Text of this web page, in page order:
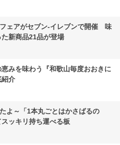
ェアがセブン-イレブンで開催 味
新商品21品が登場
みを味わう『和歌山毎度おおきに
紹介
よ～「1本丸ごとはかさばるの
ッキリ持ち運べる板